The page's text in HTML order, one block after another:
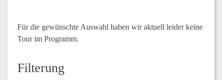
Für die gewünschte Auswahl haben wir aktuell leider keine
Tour im Programm.
Filterung